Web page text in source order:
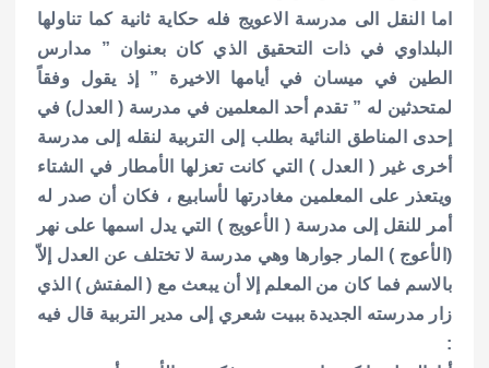
اما النقل الى مدرسة الاعويج فله حكاية ثانية كما تناولها
البلداوي في ذات التحقيق الذي كان بعنوان ” مدارس
الطين في ميسان في أيامها الاخيرة ” إذ يقول وفقاً
لمتحدثين له ” تقدم أحد المعلمين في مدرسة ( العدل) في
إحدى المناطق النائية بطلب إلى التربية لنقله إلى مدرسة
أخرى غير ( العدل ) التي كانت تعزلها الأمطار في الشتاء
ويتعذر على المعلمين مغادرتها لأسابيع ، فكان أن صدر له
أمر للنقل إلى مدرسة ( الأعويج ) التي يدل اسمها على نهر
(الأعوج ) المار جوارها وهي مدرسة لا تختلف عن العدل إلاّ
بالاسم فما كان من المعلم إلا أن يبعث مع ( المفتش ) الذي
زار مدرسته الجديدة ببيت شعري إلى مدير التربية قال فيه
: